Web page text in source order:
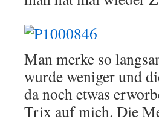
Man merke so
wurde weniger und
da noch etwas
Trix auf mich. Die